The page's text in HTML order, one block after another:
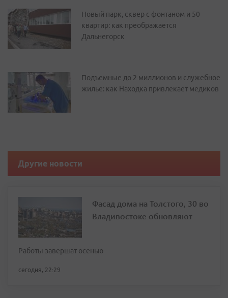
Новый парк, сквер с фонтаном и 50
квартир: как преображается
Дальнегорск
Подъемные до 2 миллионов и служебное
жилье: как Находка привлекает медиков
Другие новости
Фасад дома на Толстого, 30 во
Владивостоке обновляют
Работы завершат осенью
сегодня, 22:29